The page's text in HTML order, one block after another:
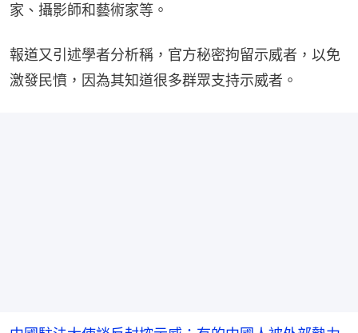
家、攝影師和藝術家等。
報道又引述學者分析稱，官方秘密拘留示威者，以免
激發民憤，因為其知道很多群眾支持示威者。